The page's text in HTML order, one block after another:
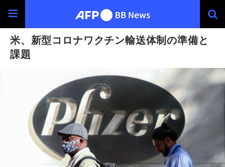
米、新型コロナワクチン輸送体制の準備と
課題